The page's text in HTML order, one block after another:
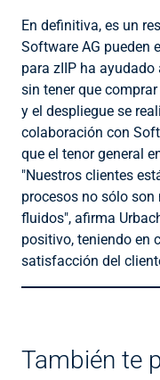
En definitiva, es un
Software AG pueden
para zIIP ha
sin tener que
y el despliegue se
colaboración con
que el tenor general
"Nuestros clientes
procesos no sólo
fluidos", afirma
positivo, teniendo en
satisfacción del
También te